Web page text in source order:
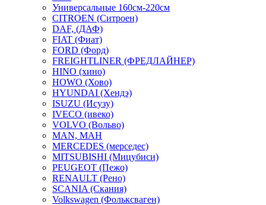
Универсальные 160см-220см
CITROEN (Ситроен)
DAF, (ДАФ)
FIAT (Фиат)
FORD (Форд)
FREIGHTLINER (ФРЕДЛАЙНЕР)
HINO (хино)
HOWO (Хово)
HYUNDAI (Хендэ)
ISUZU (Исузу)
IVECO (ивеко)
VOLVO (Вольво)
MAN, МАН
MERCEDES (мерседес)
MITSUBISHI (Мицубиси)
PEUGEOT (Пежо)
RENAULT (Рено)
SCANIA (Скания)
Volkswagen (Фольксваген)